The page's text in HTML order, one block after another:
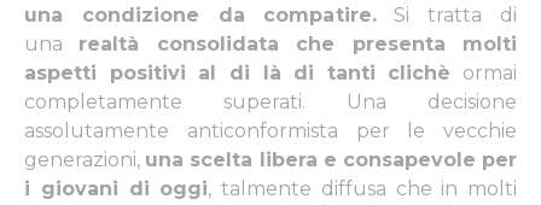
una condizione da compatire.Si tratta di
una realtà consolidata che presenta molti
aspetti positivi al di là di tanti clichè ormai
completamente superati. Una decisione
assolutamente anticonformista per le vecchie
generazioni, una scelta libera e consapevole per
i giovani di oggi, talmente diffusa che in molti